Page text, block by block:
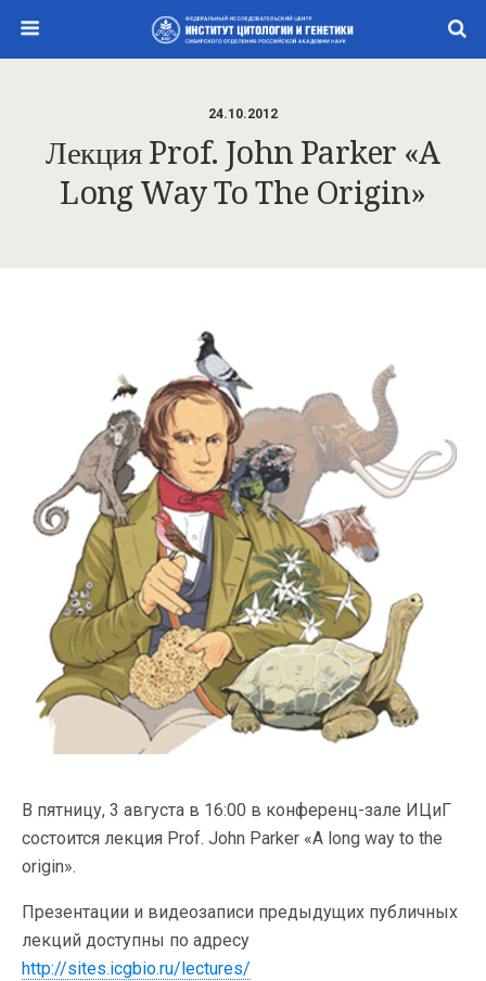
24.10.2012
Лекция Prof. John Parker «A
Long Way To The Origin»
В пятницу, 3 августа в 16:00 в конференц-зале ИЦиГ
состоится лекция Prof. John Parker «A long way to the
origin».
Презентации и видеозаписи предыдущих публичных
лекций доступны по адресу
http://sites.icgbio.ru/lectures/